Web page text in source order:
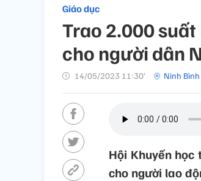
Giáo dục
Trao 2.000
cho người dân
14/05/2023 11:30’ Ninh Bình
Hội Khuyến
cho người lao